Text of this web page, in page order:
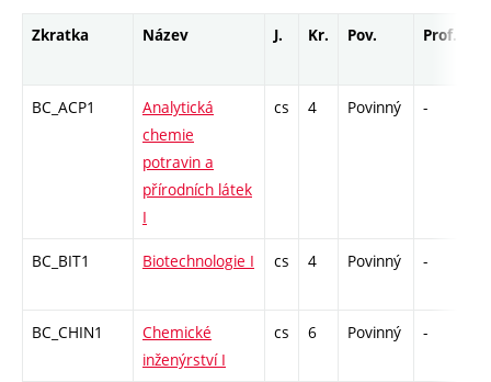
Zkratka Název J. Kr. Pov. Prof.
BC_ACP1
Analytická
chemie
potravin a
přírodních látek
I
cs 4 Povinný -
BC_BIT1 Biotechnologie I cs 4 Povinný -
BC_CHIN1
Chemické
inženýrství I
cs 6 Povinný -